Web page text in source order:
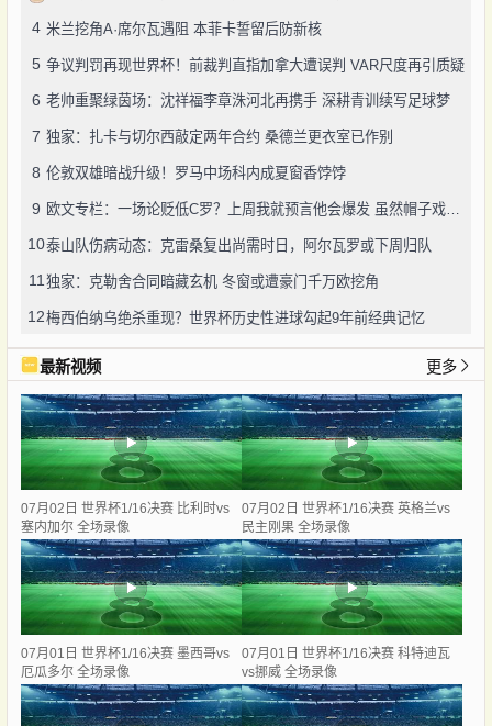
4 米兰挖角A·席尔瓦遇阻 本菲卡誓留后防新核
5 争议判罚再现世界杯！前裁判直指加拿大遭误判 VAR尺度再引质疑
6 老帅重聚绿茵场：沈祥福李章洙河北再携手 深耕青训续写足球梦
7 独家：扎卡与切尔西敲定两年合约 桑德兰更衣室已作别
8 伦敦双雄暗战升级！罗马中场科内成夏窗香饽饽
9 欧文专栏：一场论贬低C罗？上周我就预言他会爆发 虽然帽子戏法变成了梅开二度
10泰山队伤病动态：克雷桑复出尚需时日，阿尔瓦罗或下周归队
11 独家：克勒舍合同暗藏玄机 冬窗或遭豪门千万欧挖角
12梅西伯纳乌绝杀重现？世界杯历史性进球勾起9年前经典记忆
最新视频 更多
07月02日 世界杯1/16决赛 比利时vs
塞内加尔 全场录像
07月02日 世界杯1/16决赛 英格兰vs
民主刚果 全场录像
07月01日 世界杯1/16决赛 墨西哥vs
厄瓜多尔 全场录像
07月01日 世界杯1/16决赛 科特迪瓦
vs挪威 全场录像